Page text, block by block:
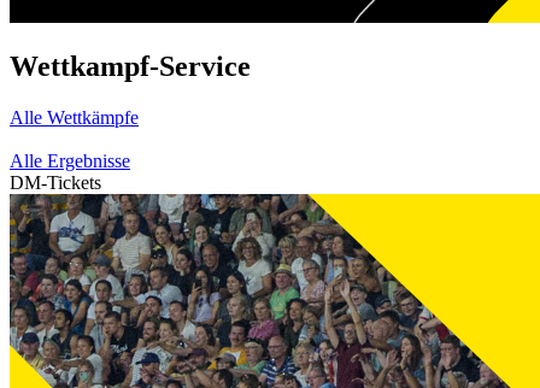
Wettkampf-Service
Alle Wettkämpfe
Alle Ergebnisse
DM-Tickets